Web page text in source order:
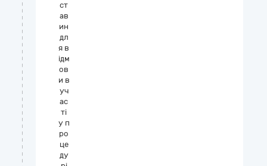
ст
ав
ин
дл
я в
ідм
ов
и в
уч
ас
ті
у п
ро
це
ду